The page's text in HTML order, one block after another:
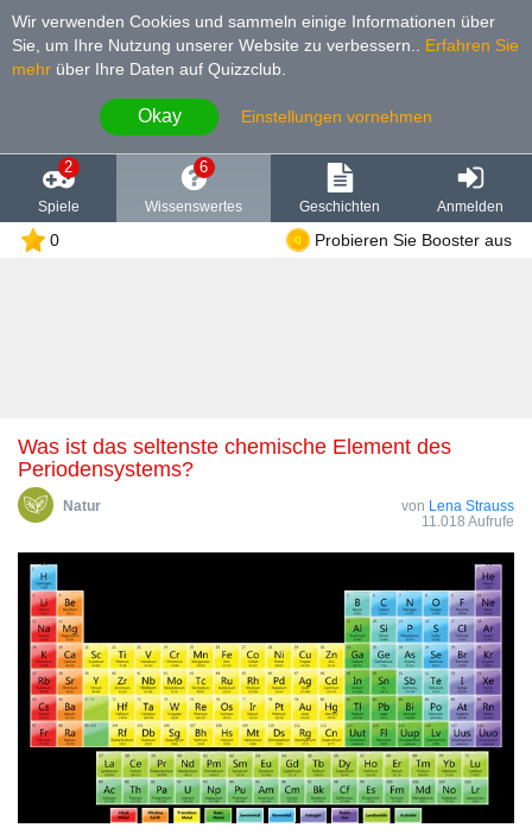
Wir verwenden Cookies und sammeln einige Informationen über
Sie, um Ihre Nutzung unserer Website zu verbessern.
Erfahren Sie
mehr über Ihre Daten auf Quizzclub.
Okay Einstellungen vornehmen
2
Spiele
6
Wissenswertes Geschichten Anmelden
0 Probieren Sie Booster aus
Was ist das seltenste chemische Element des
Periodensystems?
Natur von Lena Strauss
11.018 Aufrufe